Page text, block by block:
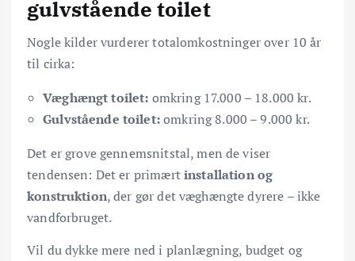
gulvstående toilet
Nogle kilder vurderer totalomkostninger over 10 år
til cirka:
Væghængt toilet: omkring 17.000 – 18.000 kr.
Gulvstående toilet:omkring 8.000 – 9.000 kr.
Det er grove gennemsnitstal, men de viser
tendensen: Det er primærtinstallation og
konstruktion, der gør det væghængte dyrere – ikke
vandforbruget.
Vil du dykke mere ned i planlægning, budget og